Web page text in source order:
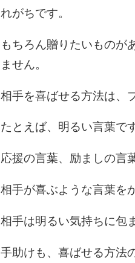
れがちです。
もちろん贈りたいものが
ません。
相手を喜ばせる方法は、
たとえば、明るい言葉で
応援の言葉、励ましの言
相手が喜ぶような言葉を
相手は明るい気持ちに包
手助けも、喜ばせる方法